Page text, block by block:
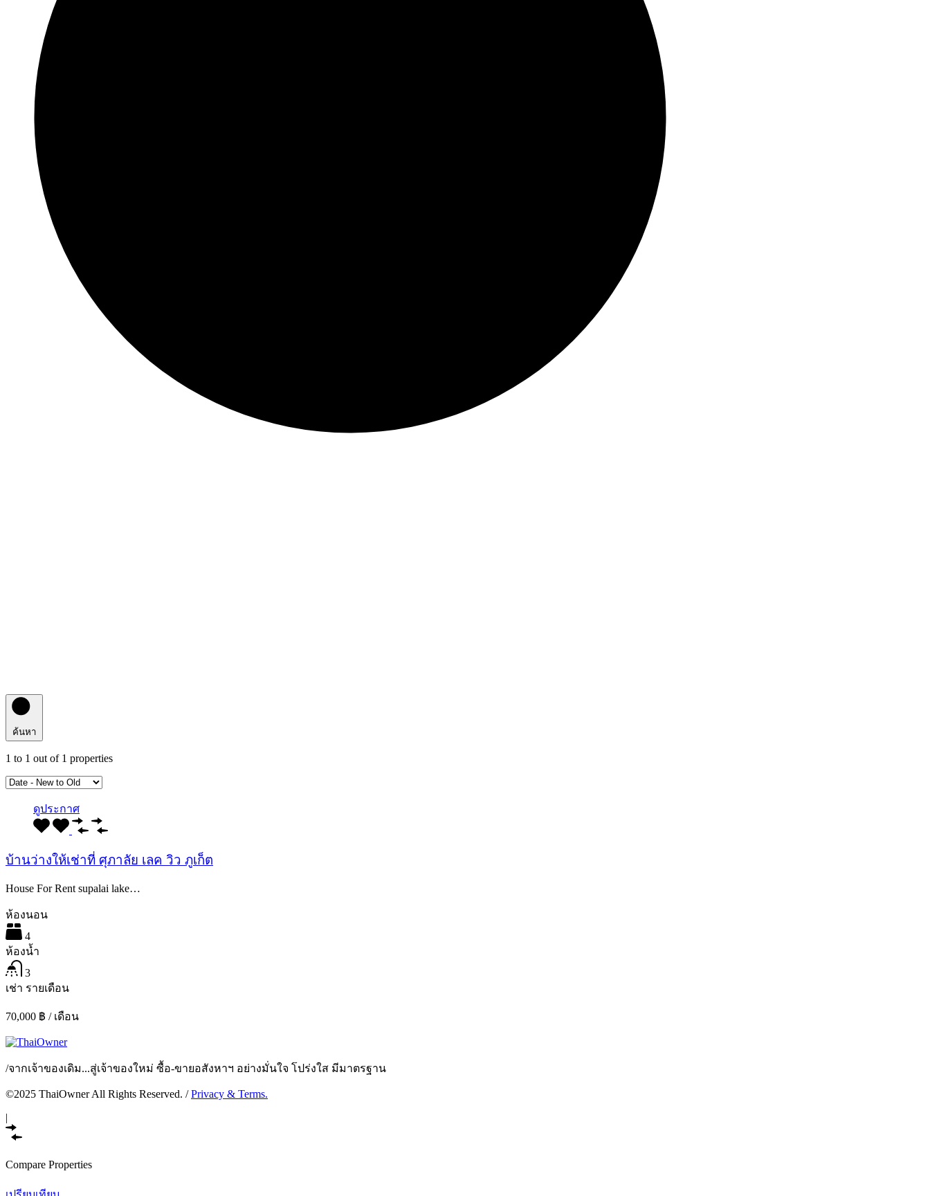
ค้นหา
1 to 1 out of 1 properties
ดูประกาศ
บ้านว่างให้เช่าที่ ศุภาลัย เลค วิว ภูเก็ต
House For Rent supalai lake…
ห้องนอน
4
ห้องน้ำ
3
เช่า รายเดือน
70,000 ฿ / เดือน
/จากเจ้าของเดิม...สู่เจ้าของใหม่ ซื้อ-ขายอสังหาฯ อย่างมั่นใจ โปร่งใส มีมาตรฐาน
©2025 ThaiOwner All Rights Reserved. /Privacy & Terms.
|
Compare Properties